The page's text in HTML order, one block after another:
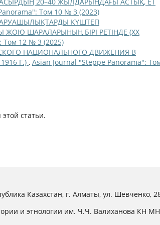
Том 10 № 3 (2023)
КҮШТЕП
ШАРАЛАРЫНЫҢ БІРІ РЕТІНДЕ (ХХ
Том 12 № 3 (2025)
НАЦИОНАЛЬНОГО ДВИЖЕНИЯ В
Г.) , Asian Journal "Steppe Panorama":
этой статьи.
Казахстан, г. Алматы, ул. Шевченко,
и этнологии им. Ч.Ч. Валиханова КН